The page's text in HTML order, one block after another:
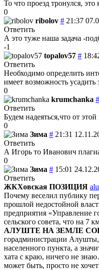
То что проезд тронулся,
0
ribolov # 21:37
Ответить
А это туже наша задача -
-1
topalov57 #
Ответить
Необходимо определить
имеет возможность
0
krumchanka #
Ответить
Будем надеяться,что от
0
Зима # 21:31
Ответить
А Игорь то Иванович
0
Зима # 15:01
Ответить
ЖКХовская ПОЗИЦИЯ
Почему веселил публику
прошлой недостойной
предприятия «Управление
сельского совета, что на
АЛУШТЕ НА ЗЕМЛЕ
горадминистрации Алушты,
населенного пункта, а
хата с краю, ничего не
может быть, просто не